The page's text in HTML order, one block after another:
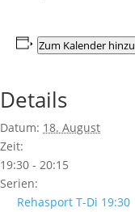
Zum Kalender
Details
Datum: 18. August
Zeit:
19:30 - 20:15
Serien:
Rehasport T-Di 19:30